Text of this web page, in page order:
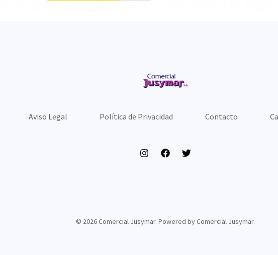
Aviso Legal Política de Privacidad Contacto
© 2026 Comercial Jusymar. Powered by Comercial Jusymar.